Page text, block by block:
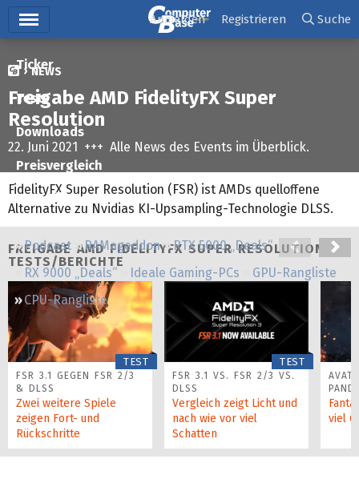
Ticker
Tests
Downloads
Preisvergleich
Forum
Podcast RAMageddon
RTX 5000 „Deals“
RX 9000 „Deals“
Ideale Gaming-PCs
GPU-Rangliste
CPU-Rangliste
Anmelden Registrieren Suche
NEWS
Freigabe AMD FidelityFX Super
Resolution
22. Juni 2021 +++ Alle News des Events im Überblick.
FidelityFX Super Resolution (FSR) ist AMDs quelloffene
Alternative zu Nvidias KI-Upsampling-Technologie DLSS.
FREIGABE AMD FIDELITYFX SUPER RESOLUTION
TESTS/BERICHTE
TEST
FSR 3.1 GEGEN FSR 2/3
& DLSS
Zwei weitere Spiele
zeigen Fort- und
Rückschritte
TEST
FSR 3.1 VS. FSR 2/3 VS.
DLSS
Vergleich zeigt Licht und
nach wie vor viel
Schatten
viel